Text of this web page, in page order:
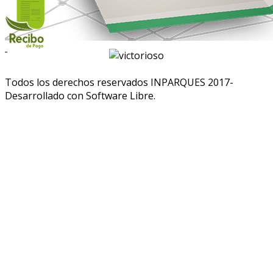
Todos los derechos reservados INPARQUES 2017-
Desarrollado con Software Libre.